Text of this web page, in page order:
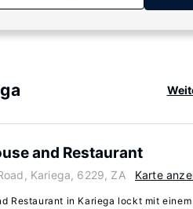
and Restaurant
Kariega, 6229, ZA Karte
Restaurant in Kariega lockt mit